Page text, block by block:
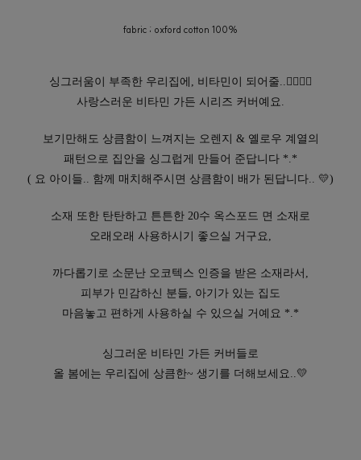
fabric ; oxford cotton 100%
싱그러움이 부족한 우리집에, 비타민이 되어줄..👉🏻👈🏻
사랑스러운 비타민 가든 시리즈 커버예요.
보기만해도 상큼함이 느껴지는 오렌지 & 옐로우 계열의
패턴으로 집안을 싱그럽게 만들어 준답니다 *.*
( 요 아이들.. 함께 매치해주시면 상큼함이 배가 된답니다.. 💛)
소재 또한 탄탄하고 튼튼한 20수 옥스포드 면 소재로
오래오래 사용하시기 좋으실 거구요,
까다롭기로 소문난 오코텍스 인증을 받은 소재라서,
피부가 민감하신 분들, 아기가 있는 집도
마음놓고 편하게 사용하실 수 있으실 거예요 *.*
싱그러운 비타민 가든 커버들로
올 봄에는 우리집에 상큼한~ 생기를 더해보세요..💛